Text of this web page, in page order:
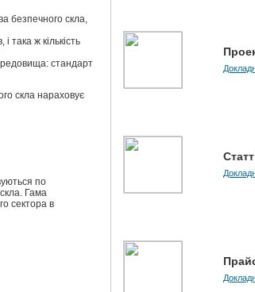
безпечного скла,
така ж кількість
стандарт
скла нараховує
по
Гама
сектора в